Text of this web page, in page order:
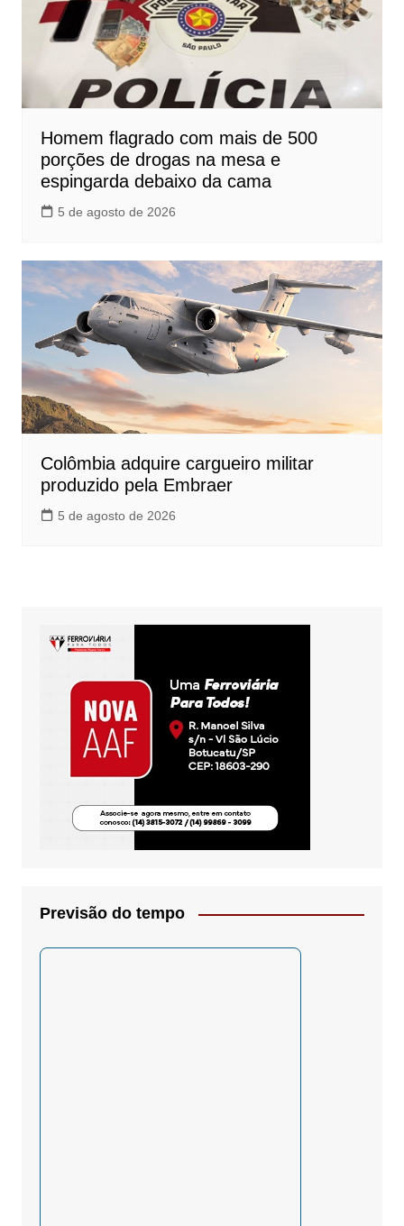
Homem flagrado com mais de 500
porções de drogas na mesa e
espingarda debaixo da cama
5 de agosto de 2026
Colômbia adquire cargueiro militar
produzido pela Embraer
5 de agosto de 2026
Previsão do tempo